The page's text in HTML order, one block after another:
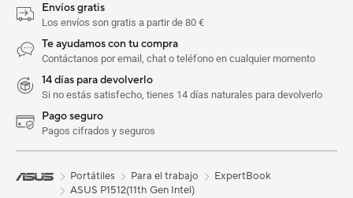
Envíos gratis
Los envíos son gratis a partir de 80 €
Te ayudamos con tu compra
Contáctanos por email, chat o teléfono en cualquier momento
14 días para devolverlo
Si no estás satisfecho, tienes 14 días naturales para devolverlo
Pago seguro
Pagos cifrados y seguros
Portátiles Para el trabajo
ExpertBook
ASUS P1512(11th Gen Intel)